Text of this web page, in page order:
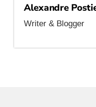
Alexandre
Writer & Blogger